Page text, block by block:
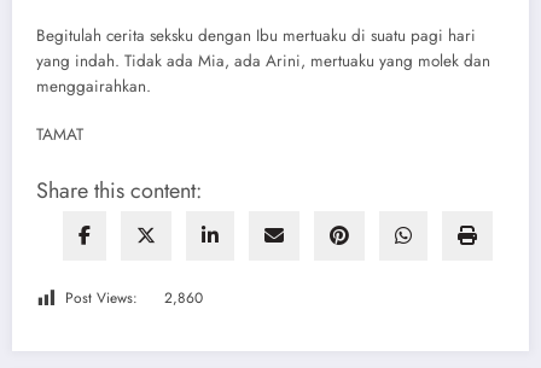
Begitulah cerita seksku dengan Ibu mertuaku di suatu pagi hari
yang indah. Tidak ada Mia, ada Arini, mertuaku yang molek dan
menggairahkan.
TAMAT
Share this content:
Post Views: 2,860